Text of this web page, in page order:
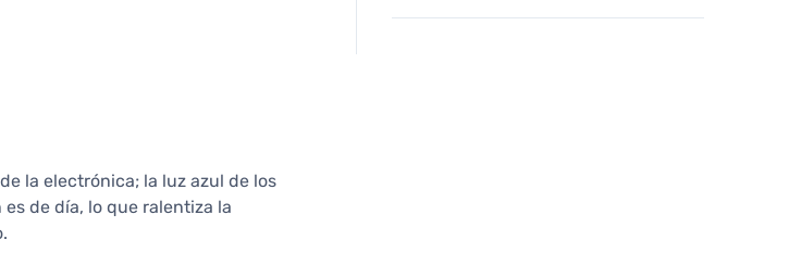
la electrónica; la luz azul de los
de día, lo que ralentiza la